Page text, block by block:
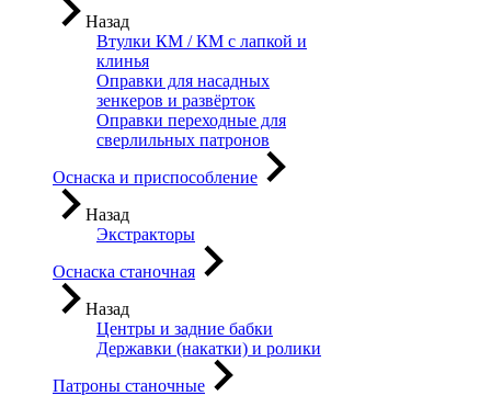
Назад
Втулки КМ / КМ с лапкой и
клинья
Оправки для насадных
зенкеров и развёрток
Оправки переходные для
сверлильных патронов
Оснаска и приспособление
Назад
Экстракторы
Оснаска станочная
Назад
Центры и задние бабки
Державки (накатки) и ролики
Патроны станочные